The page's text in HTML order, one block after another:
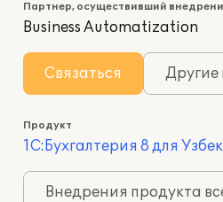
Партнер, осуществивший
Business Automatization
Связаться Другие
Продукт
1С:Бухгалтерия 8 для
Внедрения продукта